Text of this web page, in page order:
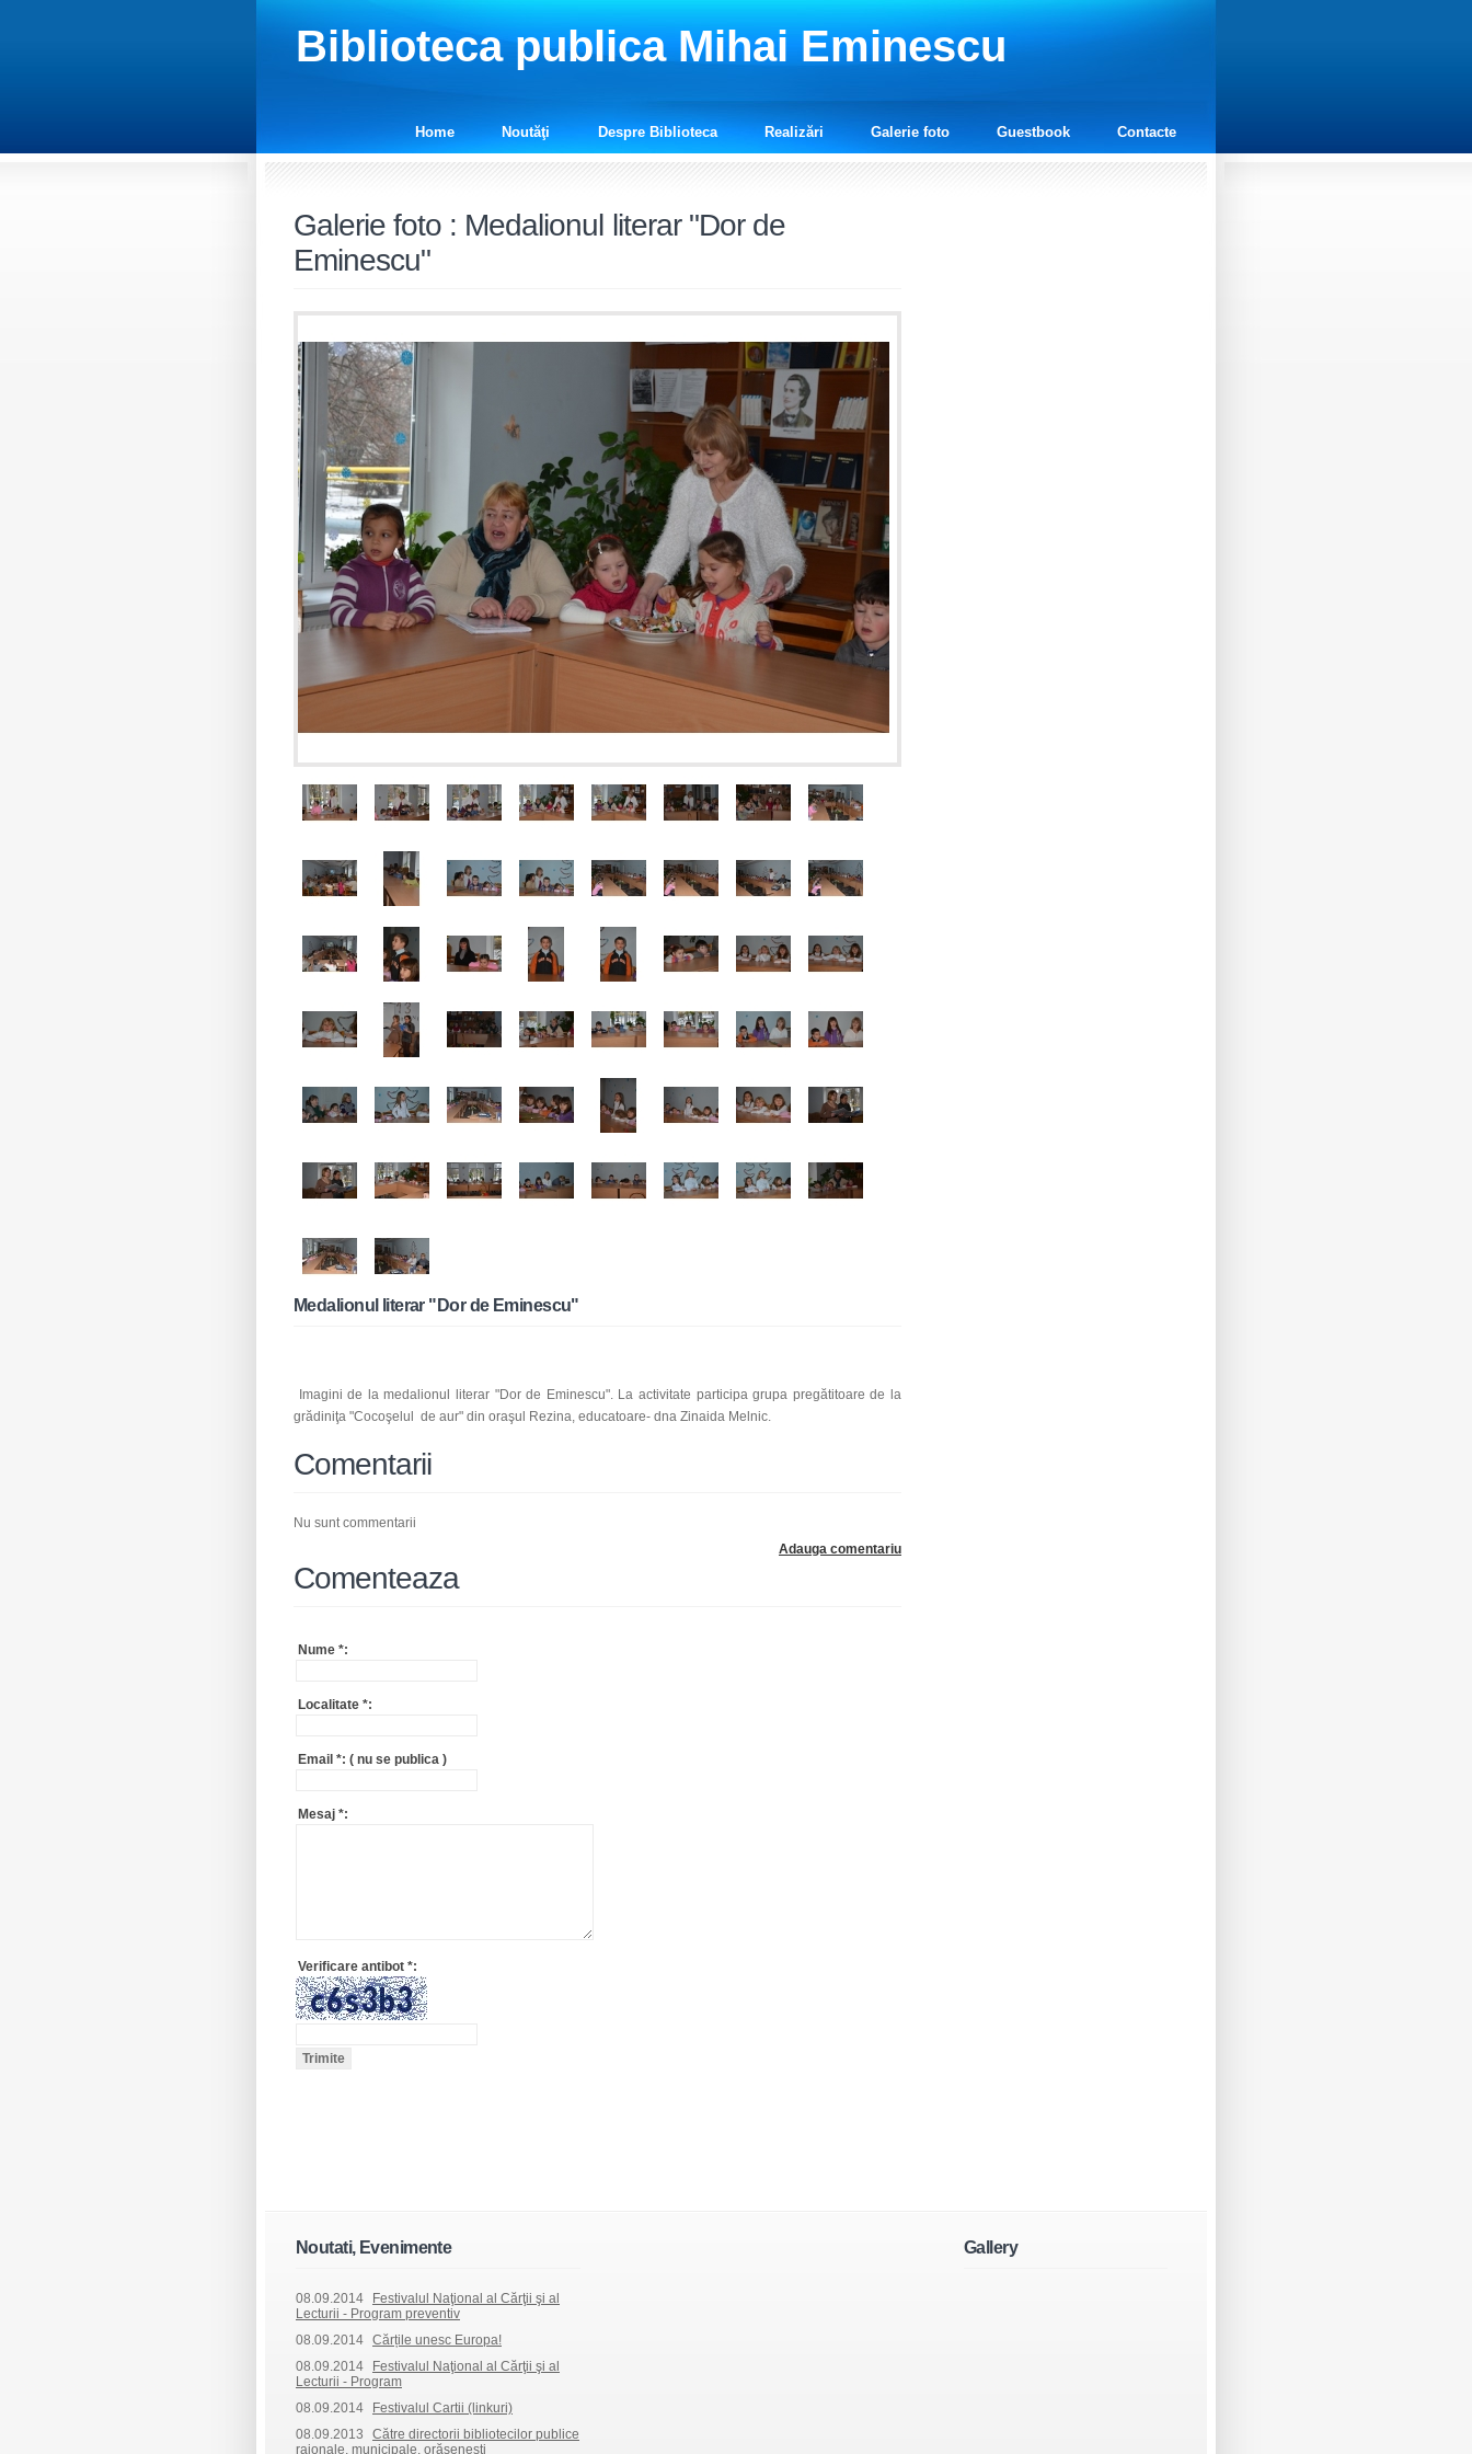
Biblioteca publica Mihai Eminescu
Home Noutăţi Despre Biblioteca Realizări Galerie foto Guestbook Contacte
Galerie foto : Medalionul literar "Dor de
Eminescu"
Medalionul literar "Dor de Eminescu"
Imagini de la medalionul literar "Dor de Eminescu". La activitate participa grupa pregătitoare de la
grădiniţa "Cocoşelul de aur" din oraşul Rezina, educatoare- dna Zinaida Melnic.
Comentarii
Nu sunt commentarii
Adauga comentariu
Comenteaza
Nume *:
Localitate *:
Email *: ( nu se publica )
Mesaj *:
Verificare antibot *:
Noutati, Evenimente
08.09.2014
Festivalul Naţional al Cărţii şi al
Lecturii - Program preventiv
08.09.2014 Cărțile unesc Europa!
08.09.2014
Festivalul Naţional al Cărţii şi al
Lecturii - Program
08.09.2014
Festivalul Cartii (linkuri)
08.09.2013
Către directorii bibliotecilor publice
raionale, municipale, orășenești
Gallery